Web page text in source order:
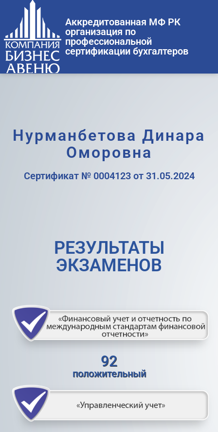
Аккредитованная МФ РК
организация по
профессиональной
сертификации бухгалтеров
Нурманбетова Динара
Оморовна
Сертификат № 0004123 от 31.05.2024
РЕЗУЛЬТАТЫ
ЭКЗАМЕНОВ
92
положительный